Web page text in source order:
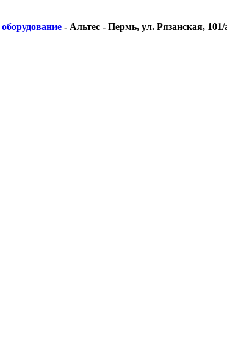
- Альтес - Пермь, ул. Рязанская, 101/